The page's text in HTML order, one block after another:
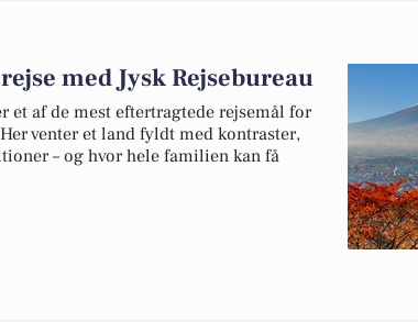
med Jysk Rejsebureau
et af de mest eftertragtede rejsemål for
venter et land fyldt med kontraster,
– og hvor hele familien kan få